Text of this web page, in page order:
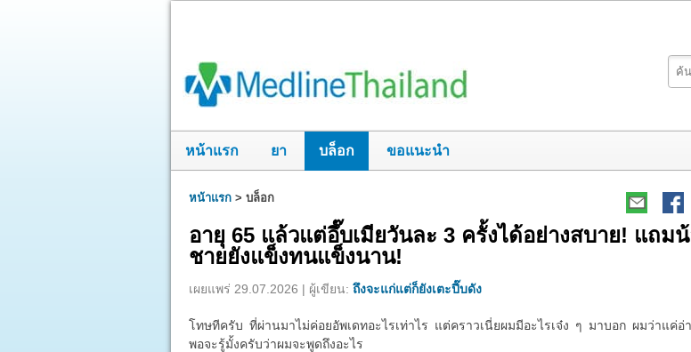
หน้าแรก ยา บล็อก ขอแนะนำ
หน้าแรก > บล็อก
อายุ 65 แล้วแต่อึ๊บเมียวันละ 3 ครั้งได้อย่างสบาย! แถม
ชายยังแข็งทนแข็งนาน!
เผยแพร่ 29.07.2026 | ผู้เขียน: ถึงจะแก่แต่ก็ยังเตะปี๊บดัง
โทษทีครับ ที่ผ่านมาไม่ค่อยอัพเดทอะไรเท่าไร แต่คราวเนี่ยผมมีอะไรเจ๋ง ๆ มาบอก ผมว่าแค่อ่
พอจะรู้มั้งครับว่าผมจะพูดถึงอะไร